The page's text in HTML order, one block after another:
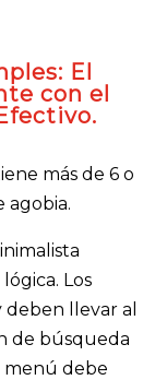
El
con el
más de 6 o
agobia.
Los
deben llevar al
de búsqueda
menú debe